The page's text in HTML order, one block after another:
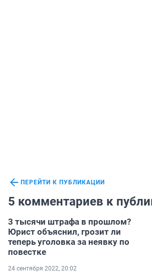
ПЕРЕЙТИ К ПУБЛИКАЦИИ
5 комментариев к
3 тысячи штрафа в прошлом?
Юрист объяснил, грозит ли
теперь уголовка за неявку по
повестке
24 сентября 2022, 20:02